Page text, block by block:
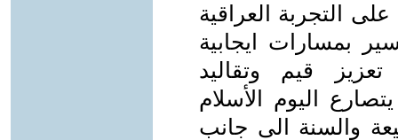
التجربة العراقية
بمسارات ايجابية
قيم وتقاليد
اليوم الأسلام
والسنة الى جانب